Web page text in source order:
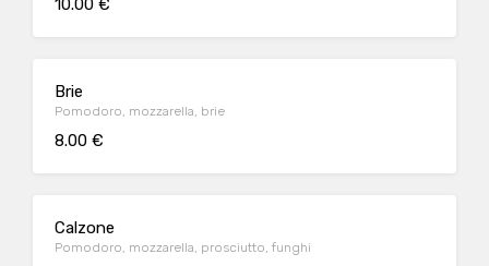
10.00 €
Brie
Pomodoro, mozzarella, brie
8.00 €
Calzone
Pomodoro, mozzarella, prosciutto, funghi